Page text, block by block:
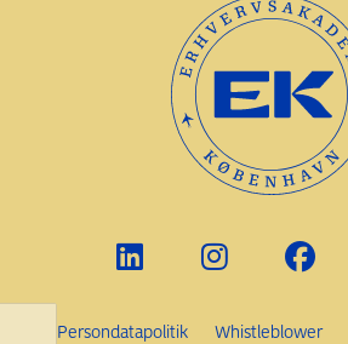
Persondatapolitik Whistleblower